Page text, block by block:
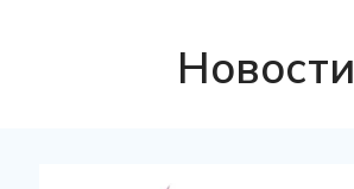
Новости